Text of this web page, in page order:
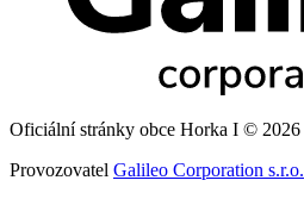
Oficiální stránky obce Horka I © 2026
Provozovatel Galileo Corporation s.r.o.